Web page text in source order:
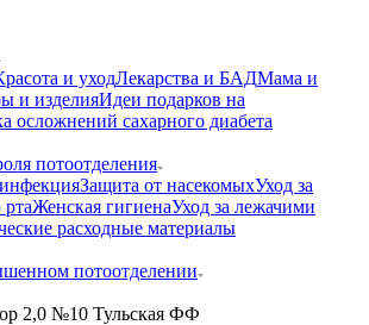
и уходЛекарства и БАДМама и
и изделияИдеи подарков на
осложнений сахарного диабета
потоотделения
Защита от насекомыхУход за
Женская гигиенаУход за лежачими
расходные материалы
потоотделении
2,0 №10 Тульская ФФ